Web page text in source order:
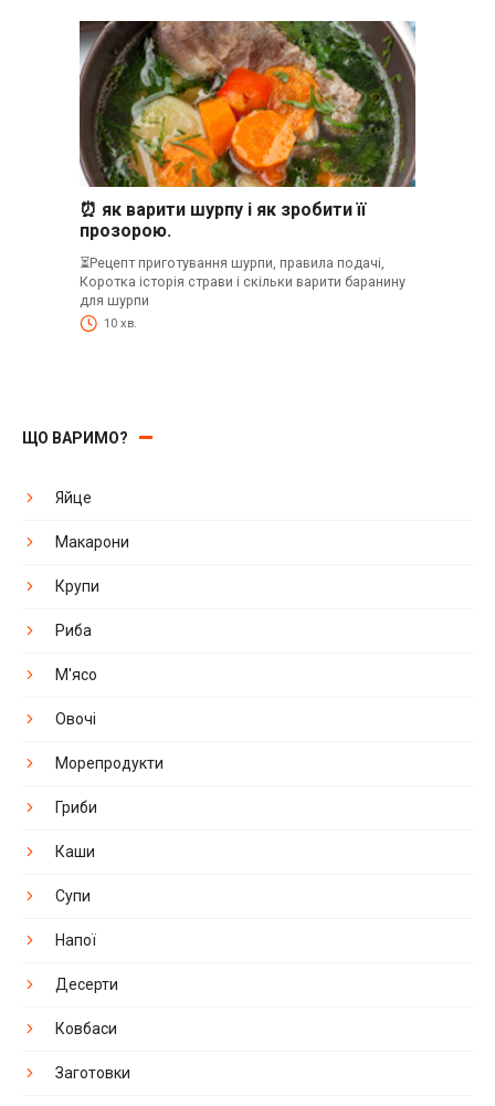
⏰ як варити шурпу і як зробити її
прозорою.
⏳Рецепт приготування шурпи, правила подачі,
Коротка історія страви і скільки варити баранину
для шурпи
10 хв.
ЩО ВАРИМО?
Яйце
Макарони
Крупи
Риба
М'ясо
Овочі
Морепродукти
Гриби
Каши
Супи
Напої
Десерти
Ковбаси
Заготовки